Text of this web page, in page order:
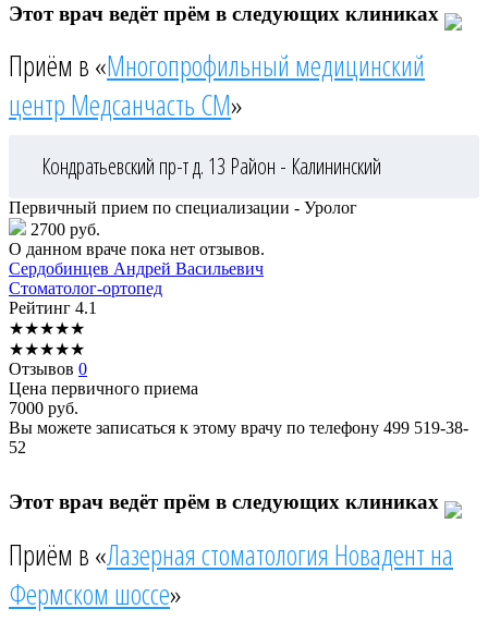
Этот врач ведёт прём в следующих клиниках
Приём в «Многопрофильный медицинский
центр Медсанчасть СМ»
Кондратьевский пр-т д. 13 Район - Калининский
Первичный прием по специализации - Уролог
2700 руб.
О данном враче пока нет отзывов.
Сердобинцев Андрей Васильевич
Стоматолог-ортопед
Рейтинг 4.1
★★★★★
★★★★★
Отзывов 0
Цена первичного приема
7000 руб.
Вы можете записаться к этому врачу по телефону 499 519-38-
52
Этот врач ведёт прём в следующих клиниках
Приём в «Лазерная стоматология Новадент на
Фермском шоссе»